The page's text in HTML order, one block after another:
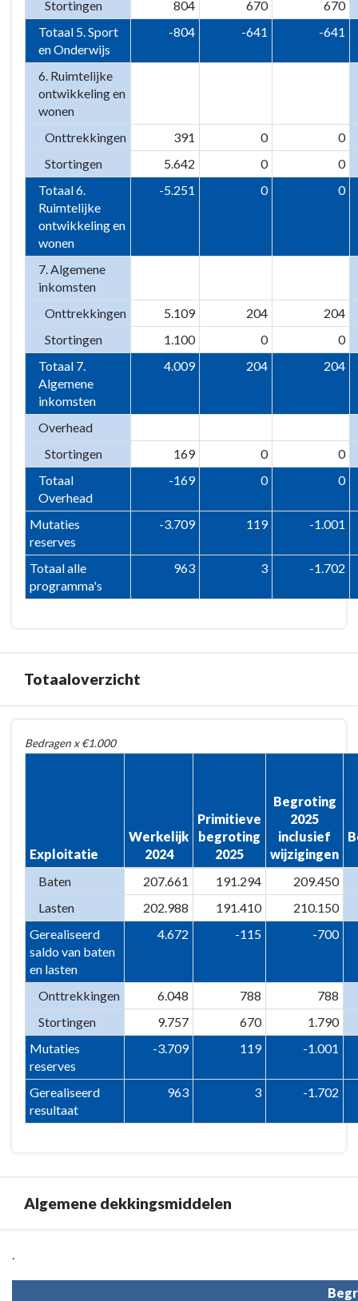
Stortingen 804 670
670
Totaal 5. Sport
en Onderwijs
-804 -641 -641
6. Ruimtelijke
ontwikkeling en
wonen
Onttrekkingen
391 0
0
Stortingen
5.642 0
0
Totaal 6.
Ruimtelijke
ontwikkeling en
wonen
-5.251 0 0
7. Algemene
inkomsten
Onttrekkingen
5.109 204
204
Stortingen
1.100 0
0
Totaal 7.
Algemene
inkomsten
4.009 204 204
Overhead
Stortingen
169 0
0
Totaal
Overhead
-169 0 0
Mutaties
reserves
-3.709 119 -1.001
Totaal alle
programma's
963 3 -1.702
Totaaloverzicht
baten
Totaaloverzicht
Bedragen x €1.000
Exploitatie
Werkelijk
2024
Primitieve
begroting
2025
Begroting
2025
inclusief
wijzigingen
Baten 207.661 191.294
209.450
Lasten
202.988 191.410
210.150
Gerealiseerd
saldo van baten
en lasten
4.672 -115 -700
Onttrekkingen 6.048 788
788
Stortingen
9.757 670
1.790
Mutaties
reserves
-3.709 119 -1.001
Gerealiseerd
resultaat
963 3 -1.702
Algemene dekkingsmiddelen